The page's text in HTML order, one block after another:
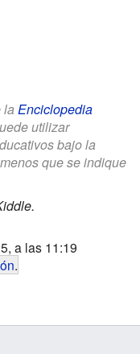
la Enciclopedia
utilizar
bajo la
que se indique
a las 11:19
.